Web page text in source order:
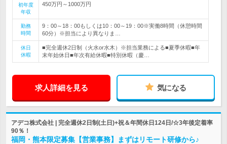
初年度
年収
450万円～1000万円
勤務
時間
9：00～18：00もしくは10：00～19：00※実働8時間（休憩時間
60分）※担当により異なりま…
休日
休暇
■完全週休2日制（火水or水木）※担当業務による■夏季休暇■年
末年始休日■年次有給休暇■特別休暇（慶…
求人詳細を見る 気になる
アデコ株式会社 | 完全週休2日制(土日)+祝＆年間休日124日/☆3年後定着率
90％！
福岡・熊本限定募集【営業事務】まずはリモート研修から♪